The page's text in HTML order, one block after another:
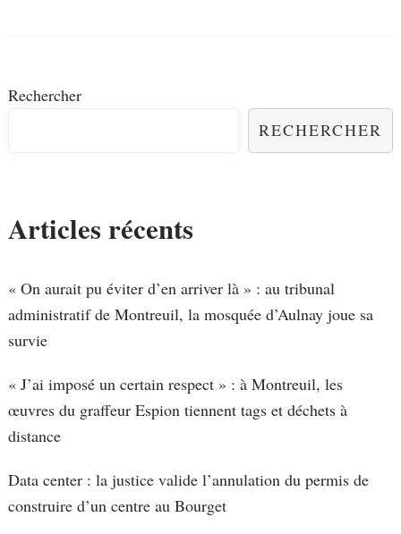
Rechercher
RECHERCHER
Articles récents
« On aurait pu éviter d’en arriver là » : au tribunal
administratif de Montreuil, la mosquée d’Aulnay joue sa
survie
« J’ai imposé un certain respect » : à Montreuil, les
œuvres du graffeur Espion tiennent tags et déchets à
distance
Data center : la justice valide l’annulation du permis de
construire d’un centre au Bourget